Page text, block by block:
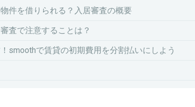
件を借りられる？入居審査の概要
査で注意することは？
smoothで賃貸の初期費用を分割払いにしよう